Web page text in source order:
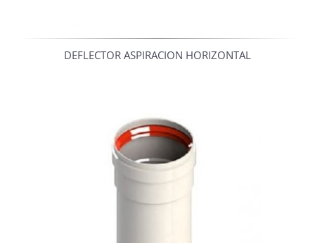
DEFLECTOR ASPIRACION HORIZONTAL